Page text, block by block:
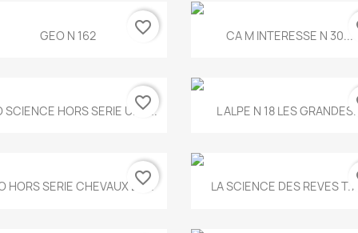
Aperçu rapide
GEO N 162 favorite_border Aperçu rapide
CA M INTERESSE N 30...
Aperçu rapide
SCIENCE HORS SERIE UNE...
favorite_border Aperçu rapide
L ALPE N 18 LES
Aperçu rapide
HORS SERIE CHEVAUX ET...
favorite_border Aperçu rapide
LA SCIENCE DES REVES